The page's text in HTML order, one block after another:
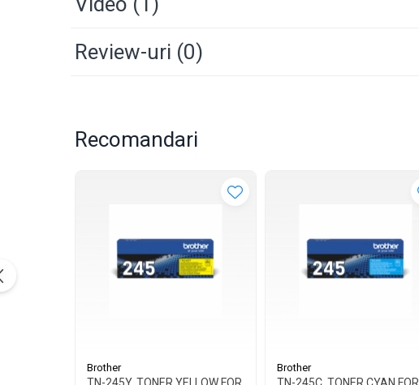
Review-uri (0)
Recomandari
Brother Brother